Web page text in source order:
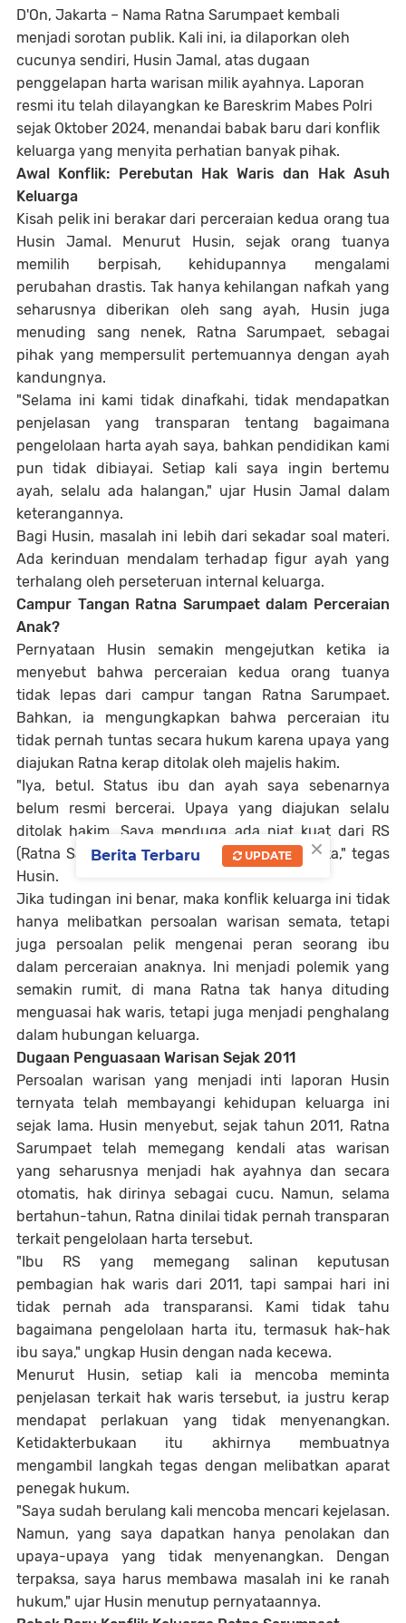
D'On, Jakarta – Nama Ratna Sarumpaet kembali
menjadi sorotan publik. Kali ini, ia dilaporkan oleh
cucunya sendiri, Husin Jamal, atas dugaan
penggelapan harta warisan milik ayahnya. Laporan
resmi itu telah dilayangkan ke Bareskrim Mabes Polri
sejak Oktober 2024, menandai babak baru dari konflik
keluarga yang menyita perhatian banyak pihak.
Awal Konflik: Perebutan Hak Waris dan Hak Asuh
Keluarga
Kisah pelik ini berakar dari perceraian kedua orang tua
Husin Jamal. Menurut Husin, sejak orang tuanya
memilih berpisah, kehidupannya mengalami
perubahan drastis. Tak hanya kehilangan nafkah yang
seharusnya diberikan oleh sang ayah, Husin juga
menuding sang nenek, Ratna Sarumpaet, sebagai
pihak yang mempersulit pertemuannya dengan ayah
kandungnya.
"Selama ini kami tidak dinafkahi, tidak mendapatkan
penjelasan yang transparan tentang bagaimana
pengelolaan harta ayah saya, bahkan pendidikan kami
pun tidak dibiayai. Setiap kali saya ingin bertemu
ayah, selalu ada halangan," ujar Husin Jamal dalam
keterangannya.
Bagi Husin, masalah ini lebih dari sekadar soal materi.
Ada kerinduan mendalam terhadap figur ayah yang
terhalang oleh perseteruan internal keluarga.
Campur Tangan Ratna Sarumpaet dalam Perceraian
Anak?
Pernyataan Husin semakin mengejutkan ketika ia
menyebut bahwa perceraian kedua orang tuanya
tidak lepas dari campur tangan Ratna Sarumpaet.
Bahkan, ia mengungkapkan bahwa perceraian itu
tidak pernah tuntas secara hukum karena upaya yang
diajukan Ratna kerap ditolak oleh majelis hakim.
"Iya, betul. Status ibu dan ayah saya sebenarnya
belum resmi bercerai. Upaya yang diajukan selalu
ditolak hakim. Saya menduga ada niat kuat dari RS
(Ratna Sarumpaet) untuk memisahkan mereka," tegas
Husin.
Jika tudingan ini benar, maka konflik keluarga ini tidak
hanya melibatkan persoalan warisan semata, tetapi
juga persoalan pelik mengenai peran seorang ibu
dalam perceraian anaknya. Ini menjadi polemik yang
semakin rumit, di mana Ratna tak hanya dituding
menguasai hak waris, tetapi juga menjadi penghalang
dalam hubungan keluarga.
Dugaan Penguasaan Warisan Sejak 2011
Persoalan warisan yang menjadi inti laporan Husin
ternyata telah membayangi kehidupan keluarga ini
sejak lama. Husin menyebut, sejak tahun 2011, Ratna
Sarumpaet telah memegang kendali atas warisan
yang seharusnya menjadi hak ayahnya dan secara
otomatis, hak dirinya sebagai cucu. Namun, selama
bertahun-tahun, Ratna dinilai tidak pernah transparan
terkait pengelolaan harta tersebut.
"Ibu RS yang memegang salinan keputusan
pembagian hak waris dari 2011, tapi sampai hari ini
tidak pernah ada transparansi. Kami tidak tahu
bagaimana pengelolaan harta itu, termasuk hak-hak
ibu saya," ungkap Husin dengan nada kecewa.
Menurut Husin, setiap kali ia mencoba meminta
penjelasan terkait hak waris tersebut, ia justru kerap
mendapat perlakuan yang tidak menyenangkan.
Ketidakterbukaan itu akhirnya membuatnya
mengambil langkah tegas dengan melibatkan aparat
penegak hukum.
"Saya sudah berulang kali mencoba mencari kejelasan.
Namun, yang saya dapatkan hanya penolakan dan
upaya-upaya yang tidak menyenangkan. Dengan
terpaksa, saya harus membawa masalah ini ke ranah
hukum," ujar Husin menutup pernyataannya.
×
Berita Terbaru UPDATE